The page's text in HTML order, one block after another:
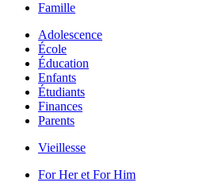
Famille
Adolescence
École
Éducation
Enfants
Étudiants
Finances
Parents
Vieillesse
For Her et For Him